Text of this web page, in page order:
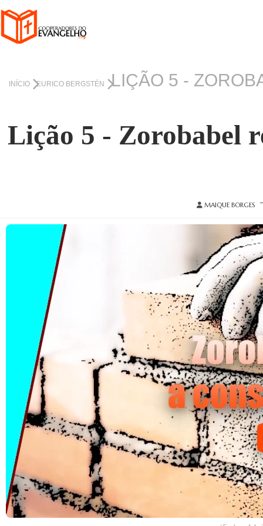
INÍCIO EURICO BERGSTÉN LIÇÃO 5 -
Lição 5 - Zorobabel
MAIQUE BORGES